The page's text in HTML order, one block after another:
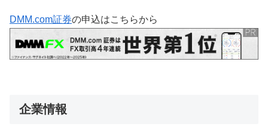
DMM.com証券の申込はこちらから
企業情報